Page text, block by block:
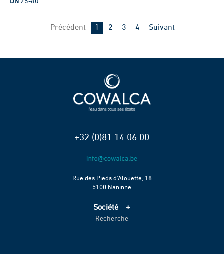
DN 25-80
Précédent Page
1 Page
2 Page
3 Page
4 Suivant
+32 (0)81 14 06 00
Rue des Pieds d’Alouette, 18
5100 Naninne
Société
Accueil
Recherche